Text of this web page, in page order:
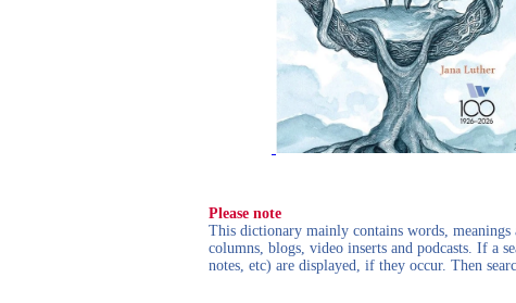
Please note
This dictionary mainly contains words,
columns, blogs, video inserts and podcasts. If a
notes, etc) are displayed, if they occur. Then